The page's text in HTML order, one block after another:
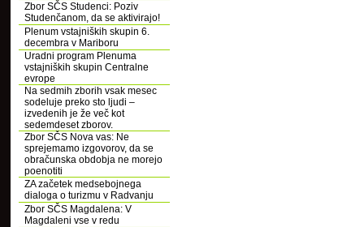
Zbor SČS Studenci: Poziv
Studenčanom, da se aktivirajo!
Plenum vstajniških skupin 6.
decembra v Mariboru
Uradni program Plenuma
vstajniških skupin Centralne
evrope
Na sedmih zborih vsak mesec
sodeluje preko sto ljudi –
izvedenih je že več kot
sedemdeset zborov.
Zbor SČS Nova vas: Ne
sprejemamo izgovorov, da se
obračunska obdobja ne morejo
poenotiti
ZA začetek medsebojnega
dialoga o turizmu v Radvanju
Zbor SČS Magdalena: V
Magdaleni vse v redu